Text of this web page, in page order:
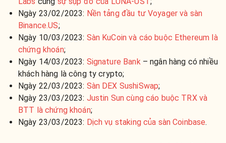
Ngày 23/02/2023: Nền tảng đầu tư Voyager và sàn
Binance.US;
Ngày 10/03/2023: Sàn KuCoin và cáo buộc Ethereum là
chứng khoán;
Ngày 14/03/2023: Signature Bank– ngân hàng có nhiều
khách hàng là công ty crypto;
Ngày 22/03/2023: Sàn DEX SushiSwap;
Ngày 23/03/2023: Justin Sun cùng cáo buộc TRX và
BTT là chứng khoán;
Ngày 23/03/2023: Dịch vụ staking của sàn Coinbase.